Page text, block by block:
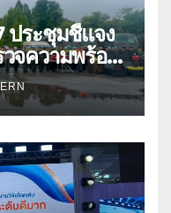
ระชุมชี้แจง
จความพร้อม
ณภัย